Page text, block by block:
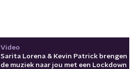
Video
Sarita Lorena & Kevin Patrick brengen
de muziek naar jou met een Lockdown